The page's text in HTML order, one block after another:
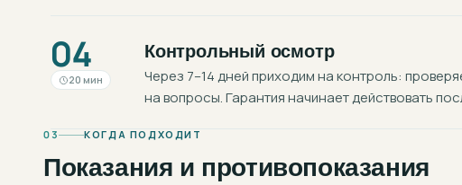
04
20 мин
Контрольный осмотр
Через 7–14 дней приходим на контроль:
на вопросы. Гарантия начинает действовать
03 КОГДА ПОДХОДИТ
Показания и противопоказания